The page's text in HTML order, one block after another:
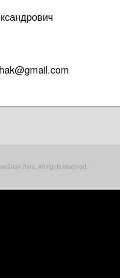
Лига. All rights reserved.